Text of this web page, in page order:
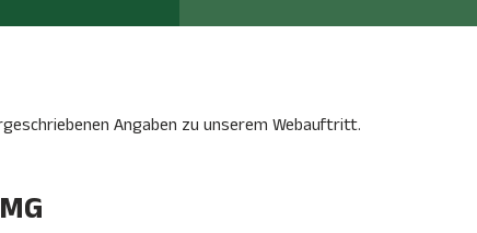
Angaben zu unserem Webauftritt.